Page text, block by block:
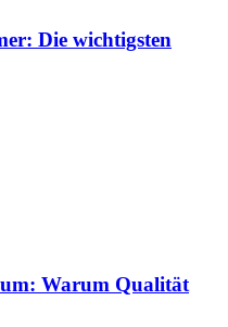
Die wichtigsten
Warum Qualität